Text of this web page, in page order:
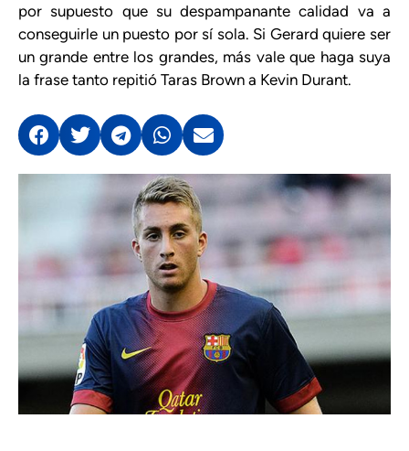
por supuesto que su despampanante calidad va a
conseguirle un puesto por sí sola. Si Gerard quiere ser
un grande entre los grandes, más vale que haga suya
la frase tanto repitió Taras Brown a Kevin Durant.